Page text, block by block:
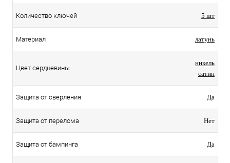
Количество ключей 5 шт
Материал латунь
Цвет сердцевины
никель
сатин
Защита от сверления Да
Защита от перелома Нет
Защита от бампинга Да